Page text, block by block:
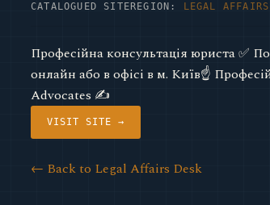
CATALOGUED SITE REGION: LEGAL
Професійна консультація юриста ✅
онлайн або в офісі в м. Київ☝
Advocates ✍
VISIT SITE →
← Back to Legal Affairs Desk